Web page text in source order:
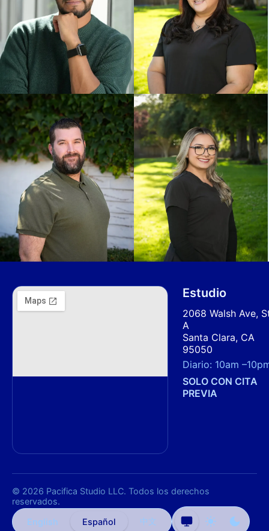
Estudio
2068 Walsh Ave,
A
Santa Clara, CA
95050
Diario: 10am –
SOLO CON CITA
PREVIA
© 2026 Pacifica Studio LLC. Todos los derechos
reservados.
English
Español 中文 TemaTemaTema